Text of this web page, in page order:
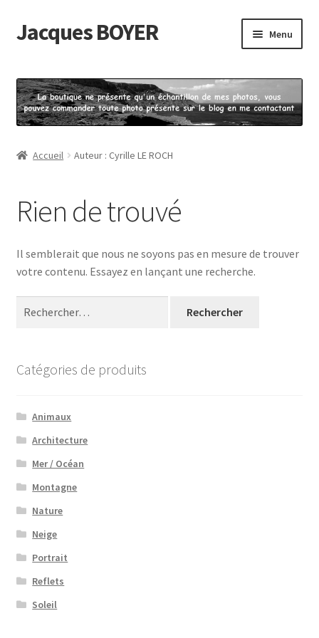
Aller
à
navigation
Aller
au
Jacques BOYER Menu
Contact
Politique de confidentialité
Validation de la commande
Accueil Auteur : Cyrille LE ROCH
Rien de trouvé
Il semblerait que nous ne soyons pas en mesure de trouver
votre contenu. Essayez en lançant une recherche.
Catégories de produits
Animaux
Architecture
Mer / Océan
Montagne
Nature
Neige
Portrait
Reflets
Soleil